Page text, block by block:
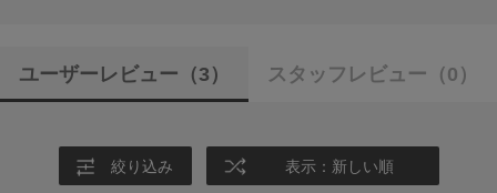
ユーザーレビュー （3） スタッフレビュー （0）
絞り込み 表示：新しい順